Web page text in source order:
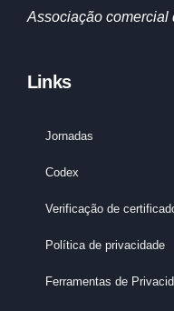
Associação comercial
Links
Jornadas
Codex
Verificação de
Política de privacidade
Ferramentas de